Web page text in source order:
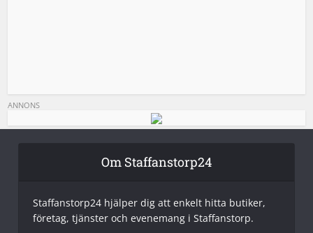
ANNONS
Om Staffanstorp24
Staffanstorp24 hjälper dig att enkelt hitta butiker,
företag, tjänster och evenemang i Staffanstorp.